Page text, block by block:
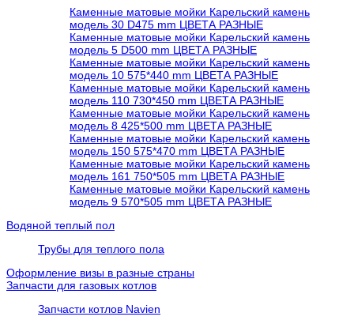
Каменные матовые мойки Карельский камень
модель 30 D475 mm ЦВЕТА РАЗНЫЕ
Каменные матовые мойки Карельский камень
модель 5 D500 mm ЦВЕТА РАЗНЫЕ
Каменные матовые мойки Карельский камень
модель 10 575*440 mm ЦВЕТА РАЗНЫЕ
Каменные матовые мойки Карельский камень
модель 110 730*450 mm ЦВЕТА РАЗНЫЕ
Каменные матовые мойки Карельский камень
модель 8 425*500 mm ЦВЕТА РАЗНЫЕ
Каменные матовые мойки Карельский камень
модель 150 575*470 mm ЦВЕТА РАЗНЫЕ
Каменные матовые мойки Карельский камень
модель 161 750*505 mm ЦВЕТА РАЗНЫЕ
Каменные матовые мойки Карельский камень
модель 9 570*505 mm ЦВЕТА РАЗНЫЕ
Водяной теплый пол
Трубы для теплого пола
Оформление визы в разные страны
Запчасти для газовых котлов
Запчасти котлов Navien